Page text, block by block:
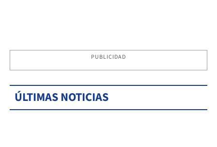
PUBLICIDAD
ÚLTIMAS NOTICIAS